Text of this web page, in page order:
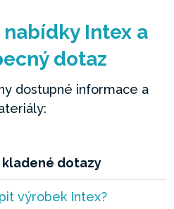
Intex a
dotaz
dostupné informace a
kladené dotazy
výrobek Intex?